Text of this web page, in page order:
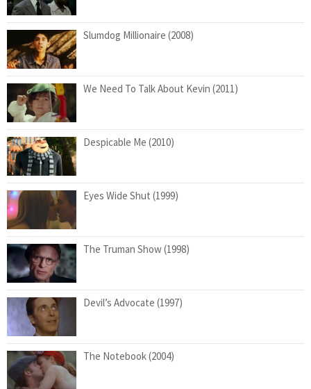
Slumdog Millionaire (2008)
We Need To Talk About Kevin (2011)
Despicable Me (2010)
Eyes Wide Shut (1999)
The Truman Show (1998)
Devil’s Advocate (1997)
The Notebook (2004)